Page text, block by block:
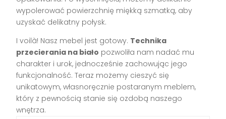
wypolerować powierzchnię miękką szmatką, aby
uzyskać delikatny połysk.
I voilà! Nasz mebel jest gotowy. Technika
przecierania na biało pozwoliła nam nadać mu
charakter i urok, jednocześnie zachowując jego
funkcjonalność. Teraz możemy cieszyć się
unikatowym, własnoręcznie postaranym meblem,
który z pewnością stanie się ozdobą naszego
wnętrza.